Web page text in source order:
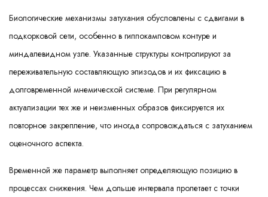
Биологические механизмы затухания обусловлены с сдвигами в
подкорковой сети, особенно в гиппокамповом контуре и
миндалевидном узле. Указанные структуры контролируют за
переживательную составляющую эпизодов и их фиксацию в
долговременной мнемической системе. При регулярном
актуализации тех же и неизменных образов фиксируется их
повторное закрепление, что иногда сопровождаться с затуханием
оценочного аспекта.
Временной же параметр выполняет определяющую позицию в
процессах снижения. Чем дольше интервала пролетает с точки